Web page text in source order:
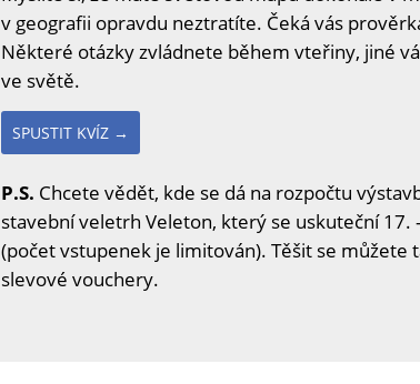
v geografii opravdu neztratíte. Čeká vás
Některé otázky zvládnete během vteřiny, jiné
ve světě.
SPUSTIT KVÍZ →
P.S. Chcete vědět, kde se dá na rozpočtu
stavební veletrh Veleton, který se uskuteční 17.
(počet vstupenek je limitován). Těšit se můžete
slevové vouchery.